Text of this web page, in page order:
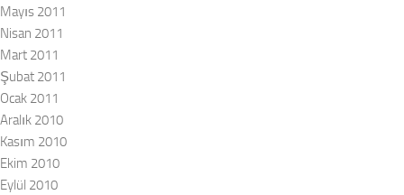
Mayıs 2011
Nisan 2011
Mart 2011
Şubat 2011
Ocak 2011
Aralık 2010
Kasım 2010
Ekim 2010
Eylül 2010